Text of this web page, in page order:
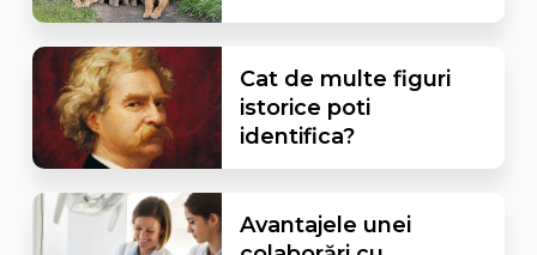
Cat de multe figuri
istorice poti
identifica?
Avantajele unei